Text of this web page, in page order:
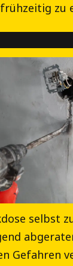
zu
selbst
Gefahren